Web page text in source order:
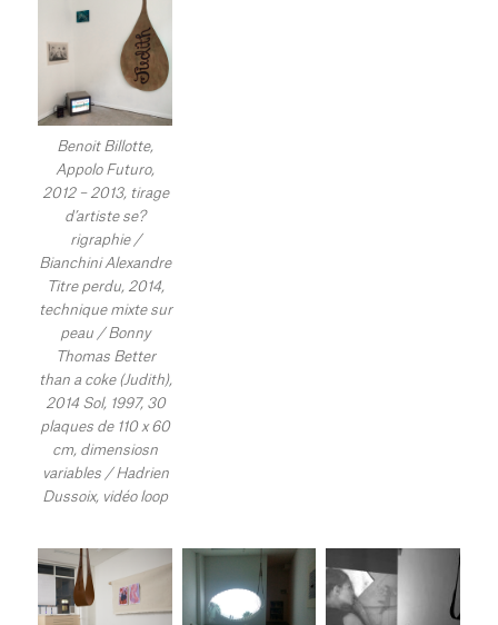
Benoit Billotte,
Appolo Futuro,
2012 – 2013, tirage
d’artiste se?
rigraphie /
Bianchini Alexandre
Titre perdu, 2014,
technique mixte sur
peau / Bonny
Thomas Better
than a coke (Judith),
2014 Sol, 1997, 30
plaques de 110 x 60
cm, dimensiosn
variables / Hadrien
Dussoix, vidéo loop